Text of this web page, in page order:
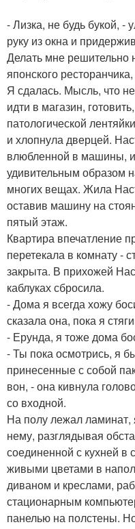
- Лизка, не будь букой,
руку из окна и
Делать мне решительно
японского
Я сдалась. Мысль, что
идти в магазин,
патологической
и хлопнула дверцей.
влюбленной в машины,
удивительным образом
многих вещах. Жила
оставив машину на
пятый этаж.
Квартира впечатление
перетекала в комнату -
закрыта. В прихожей
каблуках сбросила.
- Дома я всегда хожу
сказала она, пока я
- Ерунда, я тоже дома
- Ты пока осмотрись, я
принесенные с собой
вон, - она кивнула
со входной.
На полу лежал ламинат,
нему, разглядывая
соединенной с кухней
живыми цветами в
диваном и креслами,
стационарным
панелью на полстены.